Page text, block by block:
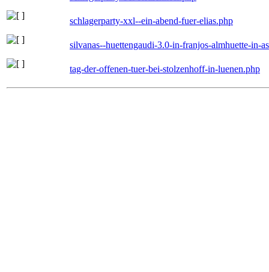
schlagerparty-xxl--ein-abend-fuer-elias.php
silvanas--huettengaudi-3.0-in-franjos-almhuette-in-
tag-der-offenen-tuer-bei-stolzenhoff-in-luenen.php